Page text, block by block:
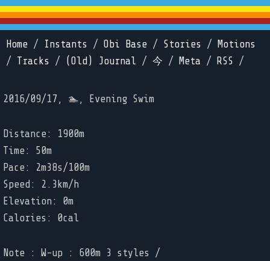
Home / Instants / Obi Base / Stories /
Motions
/ Tracks / (Old) Journal / 今 / Meta / RSS /
2016/09/17, 🏊, Evening Swim
Distance: 1900m
Time: 50m
Pace: 2m38s/100m
Speed: 2.3km/h
Elevation: 0m
Calories: 0cal
Note : W-up : 600m 3 styles /